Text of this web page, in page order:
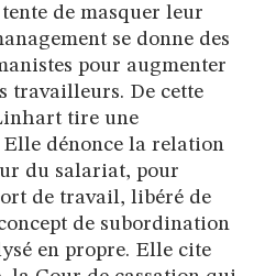
de masquer leur
se donne des
pour augmenter
travailleurs. De cette
tire une
dénonce la relation
du salariat, pour
de travail, libéré de
de subordination
en propre. Elle cite